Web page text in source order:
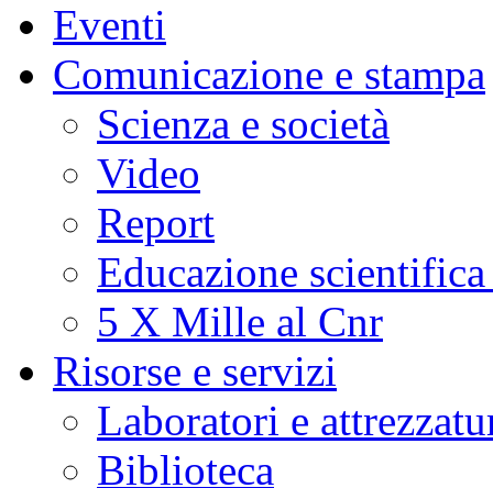
Eventi
Comunicazione e stampa
Scienza e società
Video
Report
Educazione
5 X Mille al Cnr
Risorse e servizi
Laboratori e
Biblioteca